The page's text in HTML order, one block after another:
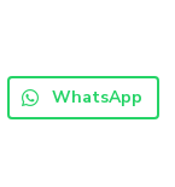
WhatsApp